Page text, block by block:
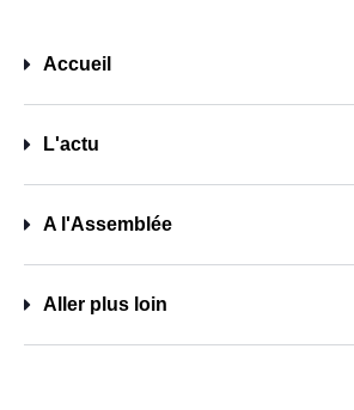
Accueil
L'actu
A l'Assemblée
Aller plus loin